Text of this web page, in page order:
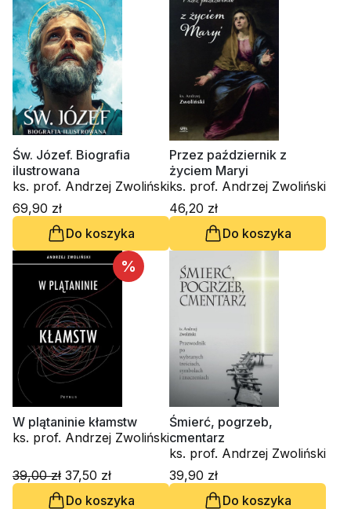
Św. Józef. Biografia
ilustrowana
ks. prof. Andrzej Zwoliński
69,90 zł
Do koszyka
Przez październik z
życiem Maryi
ks. prof. Andrzej Zwoliński
46,20 zł
Do koszyka
%
W plątaninie kłamstw
ks. prof. Andrzej Zwoliński
39,00 zł 37,50 zł
Do koszyka
Śmierć, pogrzeb,
cmentarz
ks. prof. Andrzej Zwoliński
39,90 zł
Do koszyka